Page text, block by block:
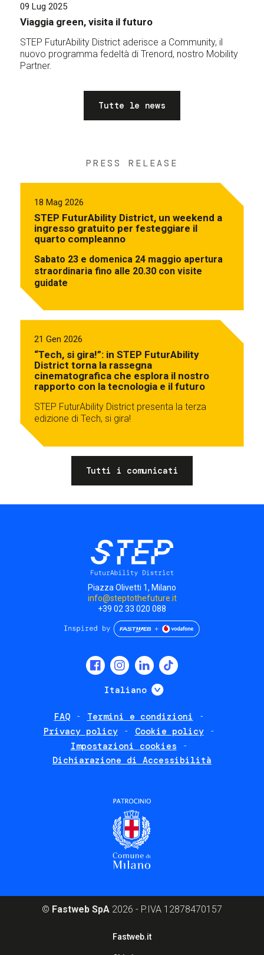
09 Lug 2025
Viaggia green, visita il futuro
STEP FuturAbility District aderisce a Community, il
nuovo programma fedeltà di Trenord, nostro Mobility
Partner.
Tutte le news
PRESS RELEASE
18 Mag 2026
STEP FuturAbility District, un weekend a
ingresso gratuito per festeggiare il
quarto compleanno
Sabato 23 e domenica 24 maggio apertura
straordinaria fino alle 20.30 con visite
guidate
21 Gen 2026
“Tech, si gira!”: in STEP FuturAbility
District torna la rassegna
cinematografica che esplora il nostro
rapporto con la tecnologia e il futuro
STEP FuturAbility District presenta la terza
edizione di Tech, si gira!
Tutti i comunicati
Piazza Olivetti 1, Milano
info@steptothefuture.it
+39 02 33 020 088
Italiano Mostra ulteriori
FAQ
Termini e condizioni
Privacy policy
Cookie policy
Impostazioni cookies
Dichiarazione di Accessibilità
© Fastweb SpA 2026 - P.IVA 12878470157
Fastweb.it